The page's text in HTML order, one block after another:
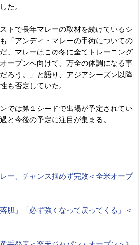
た。
トで長年マレーの取材を続けているシ
「アンディ・マレーの手術についての
。マレーはこの冬に全てトレーニング
ープンへ向けて、万全の体調になる事
ろう。」と語り、アジアシーズン以降
も否定していた。
では第１シードで出場が予定されてい
と今後の予定に注目が集まる。
ー、チャンス掴めず完敗＜全米オープ
胆」「必ず強くなって戻ってくる」＜